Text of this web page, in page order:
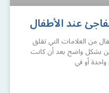
عند الأطفال
من العلامات التي تقلق
بشكل واضح بعد أن كانت
أو في